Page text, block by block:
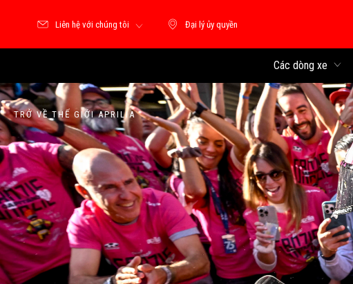
Đại lý ủy quyền
Đại lý ủy quyền
Liên hệ với chúng tôi
Các dòng xe
TRỞ VỀ THẾ GIỚI APRILIA